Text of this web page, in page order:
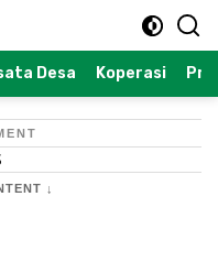
Desa Koperasi
↓